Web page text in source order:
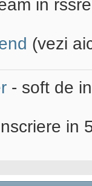
in
(vezi
- soft de
in